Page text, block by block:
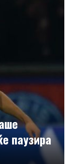
паузира